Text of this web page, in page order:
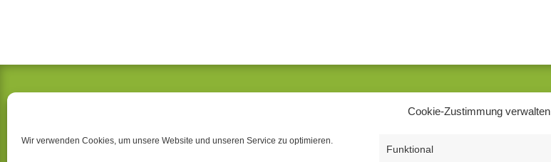
Cookie-Zustimmung verwalten
Wir verwenden Cookies, um unsere Website und unseren Service zu optimieren.
Funktional
Goethestraße 87
08.00 Uhr – 12.30 Uhr
13.30 Uhr – 18.00 Uhr